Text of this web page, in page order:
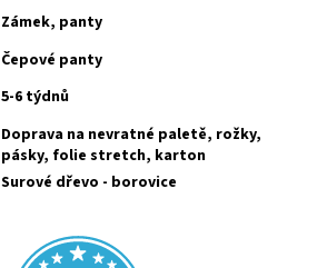
Zámek, panty
Čepové panty
5-6 týdnů
Doprava na nevratné paletě, rožky,
pásky, folie stretch, karton
Surové dřevo - borovice